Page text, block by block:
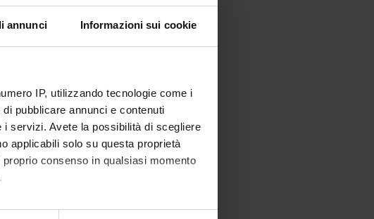
annunci Informazioni sui cookie
IP, utilizzando tecnologie come i
pubblicare annunci e contenuti
servizi. Avete la possibilità di scegliere
applicabili solo su questa proprietà
consenso in qualsiasi momento